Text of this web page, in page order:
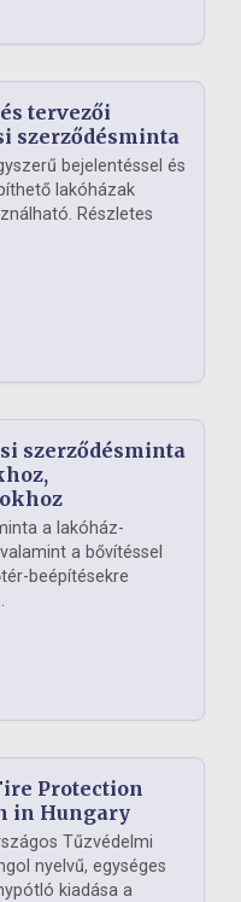
tervezői
szerződésminta
bejelentéssel és
lakóházak
Részletes
szerződésminta
a lakóház-
a bővítéssel
beépítésekre
Protection
in Hungary
Tűzvédelmi
nyelvű, egységes
kiadása a